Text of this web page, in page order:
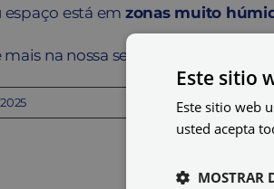
espaço está em zonas muito
na nossa secção
Este sitio
Este sitio web
usted acepta
MOSTRAR